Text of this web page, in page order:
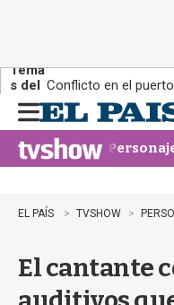
Tema
s del
día:
Conflicto en el puerto
n
u
EL PAÍS TVSHOW
El cantante